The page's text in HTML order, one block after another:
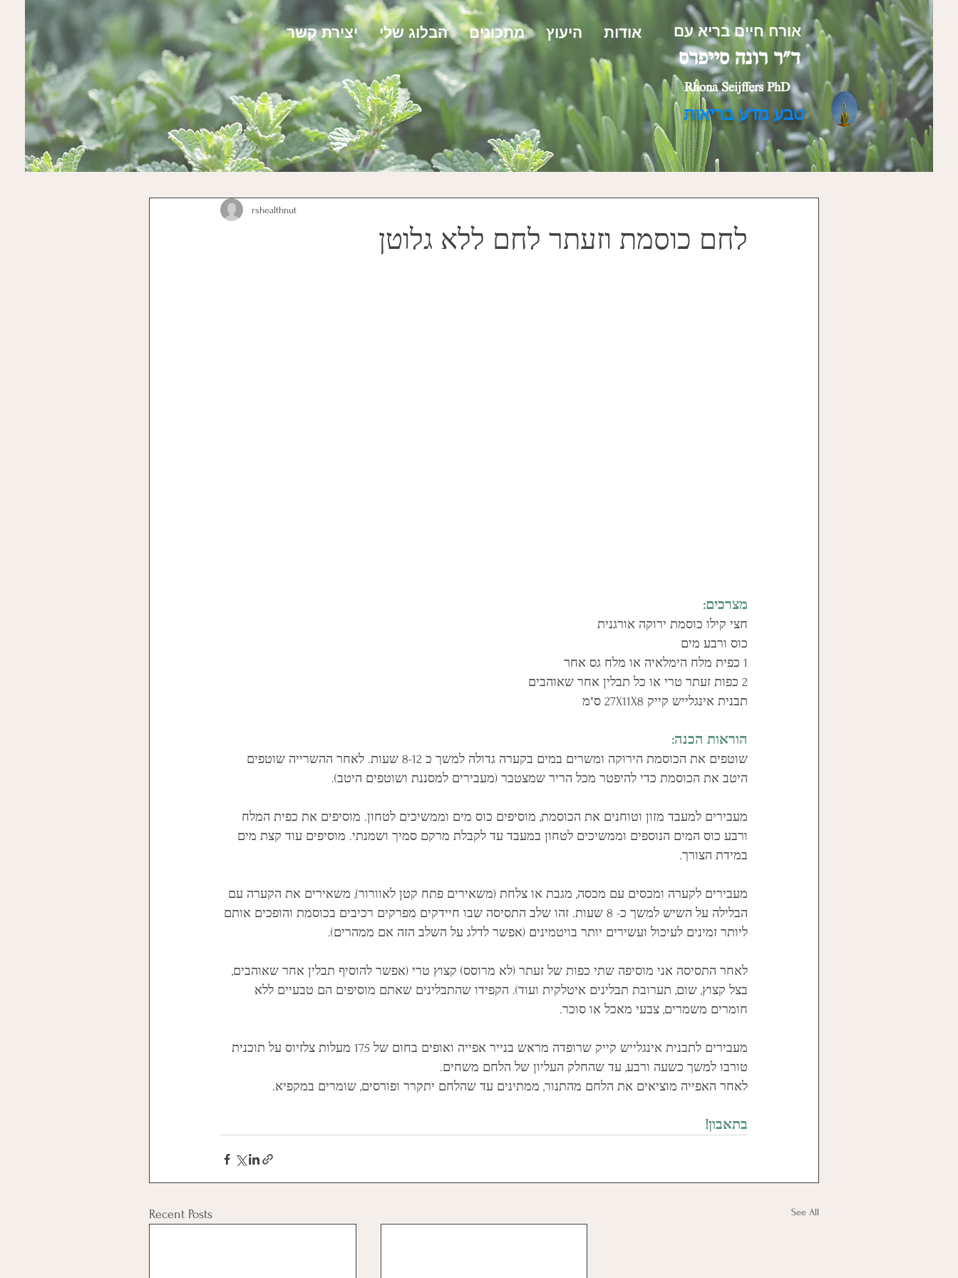
אודות היעוץ מתכונים הבלוג שלי יצירת קשר אורח חיים בריא עם
ד"ר רונה סייפרס
Rhona Seijffers PhD
טבע מדע בריאות
לחם כוסמת וזעתר לחם ללא גלוטן
rshealthnut
מצרכים:
חצי קילו כוסמת ירוקה אורגנית
כוס ורבע מים
1 כפית מלח הימלאיה או מלח גס אחר
2 כפות זעתר טרי או כל תבלין אחר שאוהבים
תבנית אינגלייש קייק 27X11X8 ס"מ
הוראות הכנה:
שוטפים את הכוסמת הירוקה ומשרים במים בקערה גדולה למשך כ 8-12 שעות. לאחר ההשרייה שוטפים
היטב את הכוסמת כדי להיפטר מכל הריר שמצטבר (מעבירים למסננת ושוטפים היטב).
מעבירים למעבד מזון וטוחנים את הכוסמת, מוסיפים כוס מים וממשיכים לטחון. מוסיפים את כפית המלח
ורבע כוס המים הנוספים וממשיכים לטחון במעבד עד לקבלת מרקם סמיך ושמנתי. מוסיפים עוד קצת מים
במידת הצורך.
מעבירים לקערה ומכסים עם מכסה, מגבת או צלחת (משאירים פתח קטן לאוורור), משאירים את הקערה עם
הבלילה על השיש למשך כ- 8 שעות. זהו שלב התסיסה שבו חיידקים מפרקים רכיבים בכוסמת והופכים אותם
ליותר זמינים לעיכול ועשירים יותר בויטמינים (אפשר לדלג על השלב הזה אם ממהרים).
לאחר התסיסה אני מוסיפה שתי כפות של זעתר (לא מרוסס) קצוץ טרי (אפשר להוסיף תבלין אחר שאוהבים,
בצל קצוץ, שום, תערובת תבלינים איטלקית ועוד). הקפידו שהתבלינים שאתם מוסיפים הם טבעיים ללא
חומרים משמרים, צבעי מאכל או סוכר.
מעבירים לתבנית אינגלייש קייק שרופדה מראש בנייר אפייה ואופים בחום של 175 מעלות צלזיוס על תוכנית
טורבו למשך כשעה ורבע, עד שהחלק העליון של הלחם משחים.
לאחר האפייה מוציאים את הלחם מהתנור, ממתינים עד שהלחם יתקרר ופורסים, שומרים במקפיא.
בתאבון!
Recent Posts See All